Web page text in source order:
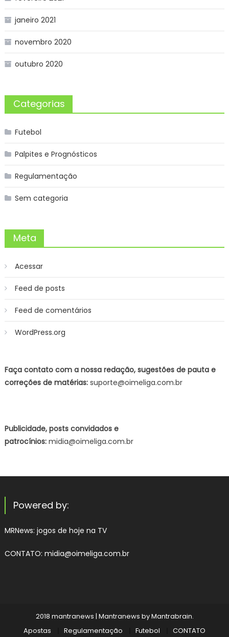
janeiro 2021
novembro 2020
outubro 2020
Categorias
Futebol
Palpites e Prognósticos
Regulamentação
Sem categoria
Meta
Acessar
Feed de posts
Feed de comentários
WordPress.org
Faça contato com a nossa redação, sugestões de pauta e
correções de matérias:suporte@oimeliga.com.br
Publicidade, posts convidados e
patrocínios:midia@oimeliga.com.br
Powered by:
MRNews: jogos de hoje na TV
CONTATO: midia@oimeliga.com.br
2018 mantranews | Mantranews byMantrabrain.
Apostas
Regulamentação Futebol CONTATO